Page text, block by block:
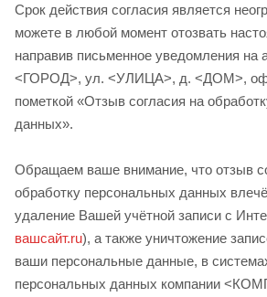
Срок действия согласия является
можете в любой момент отозвать
направив письменное уведомления на
<ГОРОД>, ул. <УЛИЦА>, д. <ДОМ>,
пометкой «Отзыв согласия на
данных».
Обращаем ваше внимание, что отзыв
обработку персональных данных
удаление Вашей учётной записи с
вашсайт.ru), а также уничтожение
ваши персональные данные, в
персональных данных компании